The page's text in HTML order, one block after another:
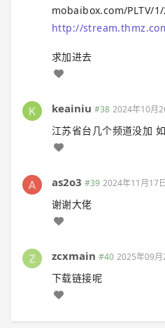
mobaibox.com/PLTV/
http://
求加进去
keainiu #38 2024年10月
江苏省台几个频道没加
as2o3 #39 2024年11月17日
谢谢大佬
zcxmain #40 2025年09月
下载链接呢